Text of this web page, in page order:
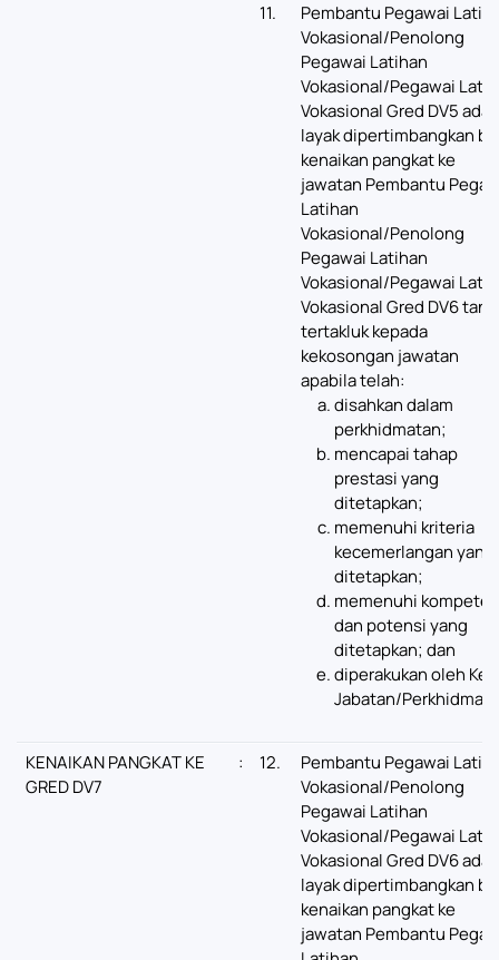
11.
Pembantu Pegawai
Vokasional/Penolong
Pegawai Latihan
Vokasional/Pegawai
Vokasional Gred DV5
layak dipertimbangkan
kenaikan pangkat ke
jawatan Pembantu
Latihan
Vokasional/Penolong
Pegawai Latihan
Vokasional/Pegawai
Vokasional Gred DV6
tertakluk kepada
kekosongan jawatan
apabila telah:
disahkan dalam
perkhidmatan;
mencapai tahap
prestasi yang
ditetapkan;
memenuhi kriteria
kecemerlangan yang
ditetapkan;
memenuhi
dan potensi yang
ditetapkan; dan
diperakukan oleh
Jabatan/
KENAIKAN PANGKAT KE
GRED DV7
: 12.
Pembantu Pegawai
Vokasional/Penolong
Pegawai Latihan
Vokasional/Pegawai
Vokasional Gred DV6
layak dipertimbangkan
kenaikan pangkat ke
jawatan Pembantu